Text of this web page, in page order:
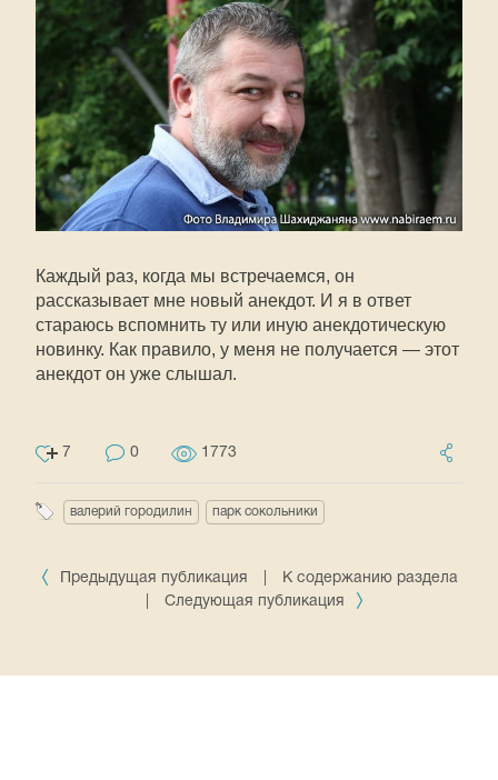
Каждый раз, когда мы встречаемся, он
рассказывает мне новый анекдот. И я в ответ
стараюсь вспомнить ту или иную анекдотическую
новинку. Как правило, у меня не получается — этот
анекдот он уже слышал.
7 0 1773
валерий городилин парк сокольники
Предыдущая публикация
К содержанию раздела
Следующая публикация